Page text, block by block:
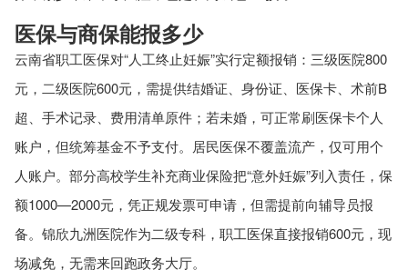
医保与商保能报多少
云南省职工医保对“人工终止妊娠”实行定额报销：三级医院800
元，二级医院600元，需提供结婚证、身份证、医保卡、术前B
超、手术记录、费用清单原件；若未婚，可正常刷医保卡个人
账户，但统筹基金不予支付。居民医保不覆盖流产，仅可用个
人账户。部分高校学生补充商业保险把“意外妊娠”列入责任，保
额1000—2000元，凭正规发票可申请，但需提前向辅导员报
备。锦欣九洲医院作为二级专科，职工医保直接报销600元，现
场减免，无需来回跑政务大厅。